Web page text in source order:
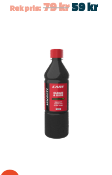
Rek pris: 79kr 59kr